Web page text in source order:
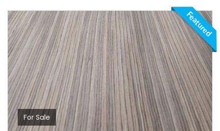
Featured
For Sale